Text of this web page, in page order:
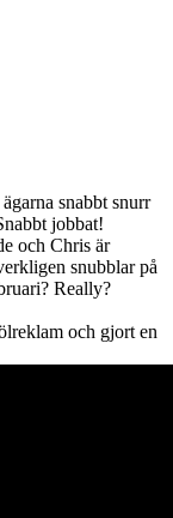
snabbt snurr
jobbat!
och Chris är
snubblar på
Really?
och gjort en